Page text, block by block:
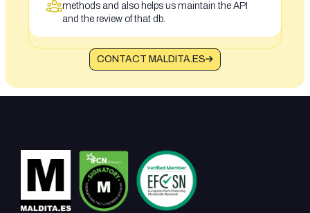
methods and also helps us maintain the API
and the review of that db.
CONTACT MALDITA.ES